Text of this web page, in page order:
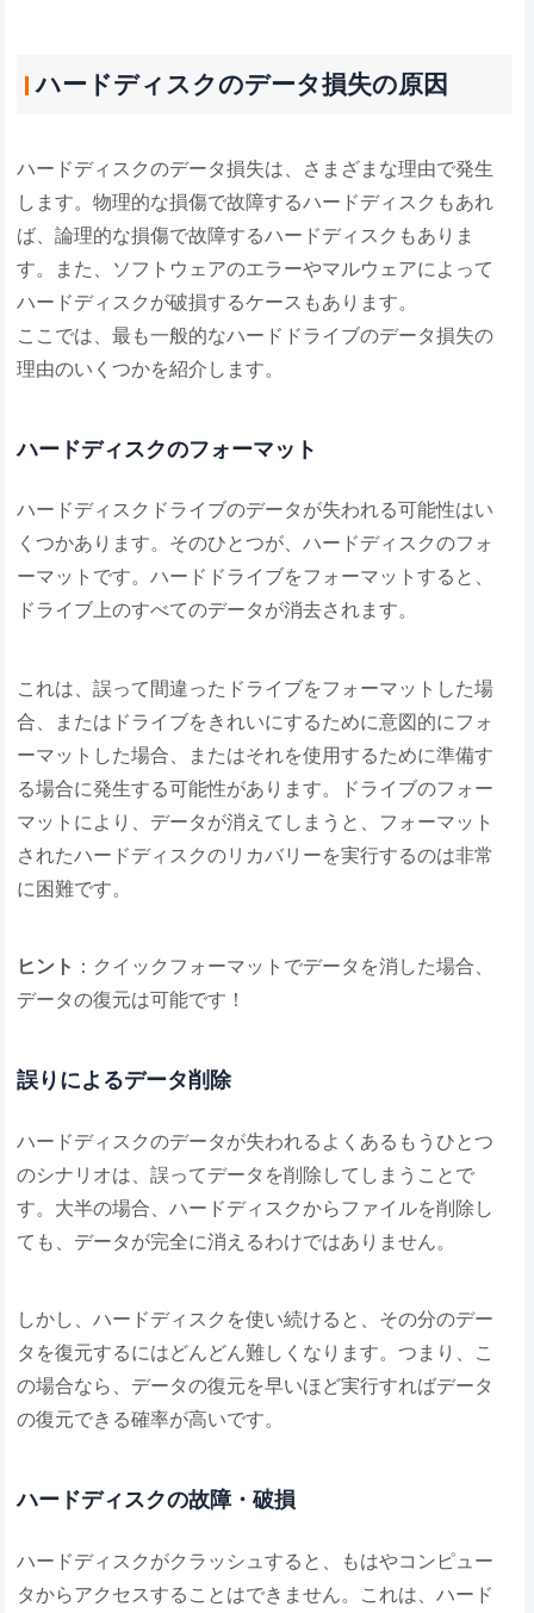
ハードディスクのデータ損失の原因
ハードディスクのデータ損失は、さまざまな理由で発生
します。物理的な損傷で故障するハードディスクもあれ
ば、論理的な損傷で故障するハードディスクもありま
す。また、ソフトウェアのエラーやマルウェアによって
ハードディスクが破損するケースもあります。
ここでは、最も一般的なハードドライブのデータ損失の
理由のいくつかを紹介します。
ハードディスクのフォーマット
ハードディスクドライブのデータが失われる可能性はい
くつかあります。そのひとつが、ハードディスクのフォ
ーマットです。ハードドライブをフォーマットすると、
ドライブ上のすべてのデータが消去されます。
これは、誤って間違ったドライブをフォーマットした場
合、またはドライブをきれいにするために意図的にフォ
ーマットした場合、またはそれを使用するために準備す
る場合に発生する可能性があります。ドライブのフォー
マットにより、データが消えてしまうと、フォーマット
されたハードディスクのリカバリーを実行するのは非常
に困難です。
ヒント ：クイックフォーマットでデータを消した場合、
データの復元は可能です！
誤りによるデータ削除
ハードディスクのデータが失われるよくあるもうひとつ
のシナリオは、誤ってデータを削除してしまうことで
す。大半の場合、ハードディスクからファイルを削除し
ても、データが完全に消えるわけではありません。
しかし、ハードディスクを使い続けると、その分のデー
タを復元するにはどんどん難しくなります。つまり、こ
の場合なら、データの復元を早いほど実行すればデータ
の復元できる確率が高いです。
ハードディスクの故障・破損
ハードディスクがクラッシュすると、もはやコンピュー
タからアクセスすることはできません。これは、ハード